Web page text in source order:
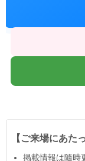
【ご来場にあた
掲載情報は隨時